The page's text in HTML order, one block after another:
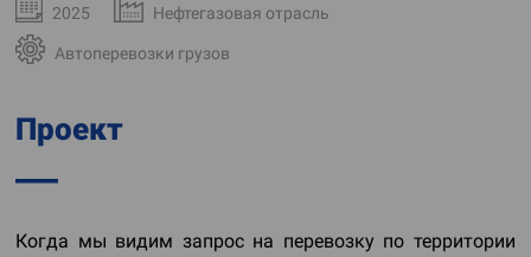
2025 Нефтегазовая отрасль
Автоперевозки грузов
Проект
Когда мы видим запрос на перевозку по территории